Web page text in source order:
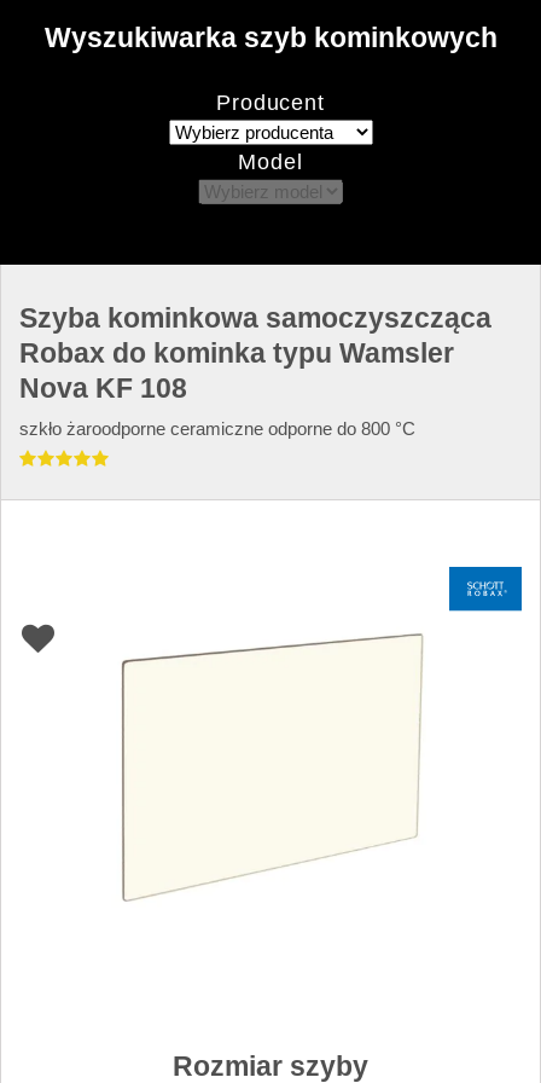
Wyszukiwarka szyb kominkowych
Producent
Model
Szyba kominkowa samoczyszcząca
Robax do kominka typu Wamsler
Nova KF 108
szkło żaroodporne ceramiczne odporne do 800 °C
Rozmiar szyby